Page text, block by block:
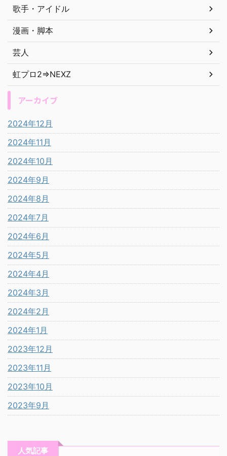
歌手・アイドル
漫画・脚本
芸人
虹プロ2⇒NEXZ
アーカイブ
2024年12月
2024年11月
2024年10月
2024年9月
2024年8月
2024年7月
2024年6月
2024年5月
2024年4月
2024年3月
2024年2月
2024年1月
2023年12月
2023年11月
2023年10月
2023年9月
人気記事